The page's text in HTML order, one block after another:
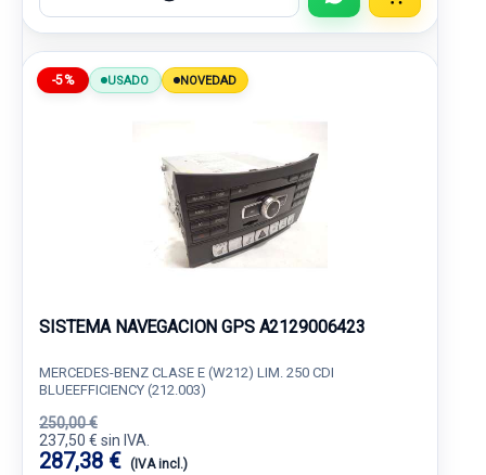
-5% USADO NOVEDAD
SISTEMA NAVEGACION GPS A2129006423
MERCEDES-BENZ CLASE E (W212) LIM. 250 CDI
BLUEEFFICIENCY (212.003)
250,00 €
237,50 € sin IVA.
287,38 € (IVA incl.)